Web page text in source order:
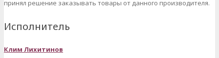
принял решение заказывать товары от данного производителя.
Исполнитель
Клим Лихитинов